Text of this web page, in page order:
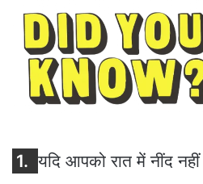
1. यदि आपको रात में नींद